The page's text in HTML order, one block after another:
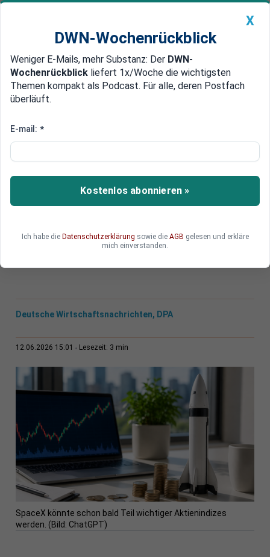
Newsticker MEIN DWN: Geldanlage Premium
Edelmetalle DWN-Magazin China
SpaceX-IPO: Was bedeutet das
Mit SpaceX drängt eines der bekanntesten
Technologieunternehmen der Welt an die Börse.
Die Bewertung sorgt bereits für Diskussionen
Zusammensetzung großer ETFs verändern – und
welche Folgen hätte das SpaceX-IPO für
Deutsche Wirtschaftsnachrichten, DPA
12.06.2026 15:01 Lesezeit: 3 min
SpaceX könnte schon bald Teil wichtiger Aktienindizes
werden. (Bild: ChatGPT)
X
DWN-Wochenrückblick
Weniger E-Mails, mehr Substanz: Der DWN-
Wochenrückblick liefert 1x/Woche die wichtigsten
Themen kompakt als Podcast. Für alle, deren Postfach
überläuft.
E-mail: *
Kostenlos abonnieren »
Ich habe die Datenschutzerklärung sowie die AGB gelesen und erkläre
mich einverstanden.